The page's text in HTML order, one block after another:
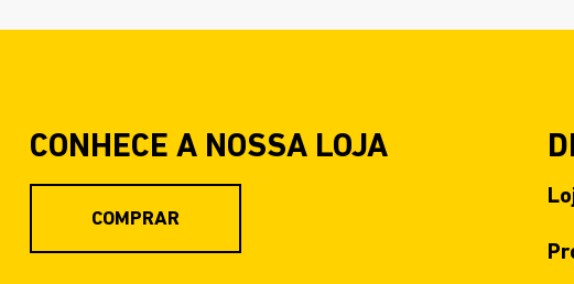
CONHECE A NOSSA LOJA
COMPRAR